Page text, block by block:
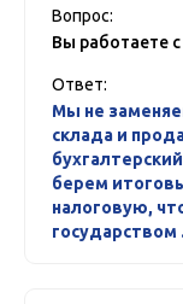
Вопрос:
Вы работаете
Ответ:
Мы не
склада и
берем
налоговую,
государством .